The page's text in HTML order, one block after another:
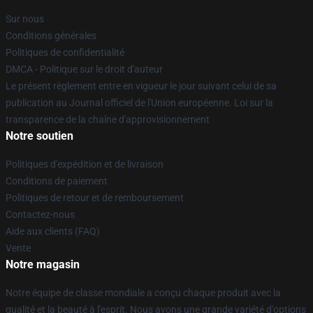
Sur nous
Conditions générales
Politiques de confidentialité
DMCA - Politique sur le droit d'auteur
Le présent règlement entre en vigueur le jour suivant celui de sa
publication au Journal officiel de l'Union européenne. Loi sur la
transparence de la chaîne d'approvisionnement
Notre soutien
Politiques d'expédition et de livraison
Conditions de paiement
Politiques de retour et de remboursement
Contactez-nous
Aide aux clients (FAQ)
Vente
Notre magasin
Notre équipe de classe mondiale a conçu chaque produit avec la
qualité et la beauté à l'esprit. Nous avons une grande variété d'options